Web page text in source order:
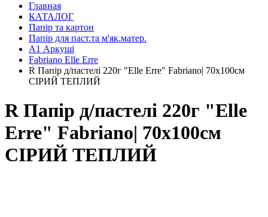
Главная
КАТАЛОГ
Папір та картон
Папір для паст.та м'як.матер.
А1 Аркуші
Fabriano Elle Erre
R Папір д/пастелі 220г "Elle Erre" Fabriano| 70х100см
СІРИЙ ТЕПЛИЙ
R Папір д/пастелі 220г "Elle
Erre" Fabriano| 70х100см
СІРИЙ ТЕПЛИЙ